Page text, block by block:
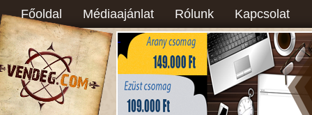
Főoldal Médiaajánlat Rólunk Kapcsolat